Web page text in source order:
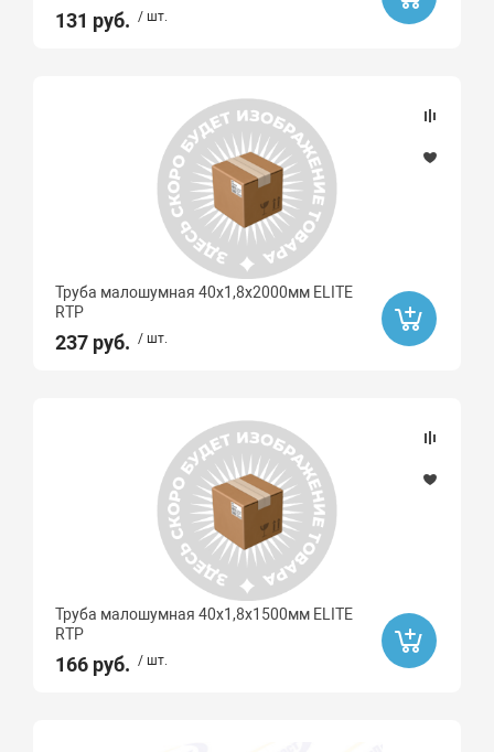
131 руб. / шт.
Труба малошумная 40х1,8х2000мм ELITE
RTP
237 руб. / шт.
Труба малошумная 40х1,8х1500мм ELITE
RTP
166 руб. / шт.